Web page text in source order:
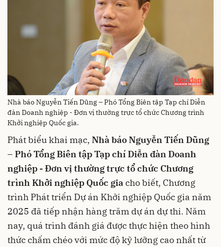
Nhà báo Nguyễn Tiến Dũng – Phó Tổng Biên tập Tạp chí Diễn
đàn Doanh nghiệp - Đơn vị thường trực tổ chức Chương trình
Khởi nghiệp Quốc gia.
Phát biểu khai mạc, Nhà báo Nguyễn Tiến Dũng
– Phó Tổng Biên tập Tạp chí Diễn đàn Doanh
nghiệp - Đơn vị thường trực tổ chức Chương
trình Khởi nghiệp Quốc giacho biết, Chương
trình Phát triển Dự án Khởi nghiệp Quốc gia năm
2025 đã tiếp nhận hàng trăm dự án dự thi. Năm
nay, quá trình đánh giá được thực hiện theo hình
thức chấm chéo với mức độ kỹ lưỡng cao nhất từ